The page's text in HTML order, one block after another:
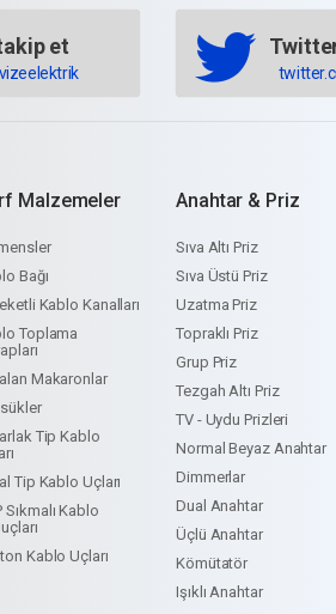
et
Malzemeler
Bağı
Kablo Kanalları
Toplama
Makaronlar
Tip Kablo
Tip Kablo Uçları
Sıkmalı Kablo
Kablo Uçları
Anahtar & Priz
Sıva Altı Priz
Sıva Üstü Priz
Uzatma Priz
Topraklı Priz
Grup Priz
Tezgah Altı Priz
TV - Uydu Prizleri
Normal Beyaz Anahtar
Dimmerlar
Dual Anahtar
Üçlü Anahtar
Kömütatör
Işıklı Anahtar